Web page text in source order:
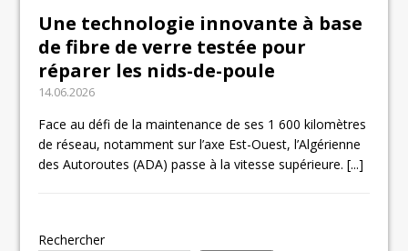
Une technologie innovante à base
de fibre de verre testée pour
réparer les nids-de-poule
14.06.2026
Face au défi de la maintenance de ses 1 600 kilomètres
de réseau, notamment sur l’axe Est-Ouest, l’Algérienne
des Autoroutes (ADA) passe à la vitesse supérieure.[...]
Rechercher